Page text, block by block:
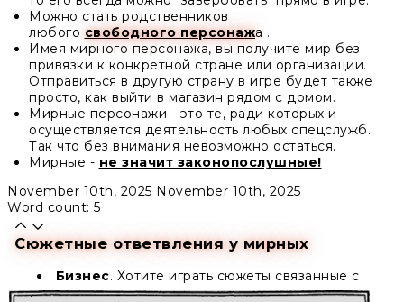
Можно стать родственников
любого свободного персонажа .
Имея мирного персонажа, вы получите мир без
привязки к конкретной стране или организации.
Отправиться в другую страну в игре будет также
просто, как выйти в магазин рядом с домом.
Мирные персонажи - это те, ради которых и
осуществляется деятельность любых спецслужб.
Так что без внимания невозможно остаться.
Мирные - не значит законопослушные!
November 10th, 2025 November 10th, 2025
Word count: 5
Сюжетные ответвления у мирных
Бизнес. Хотите играть сюжеты связанные с